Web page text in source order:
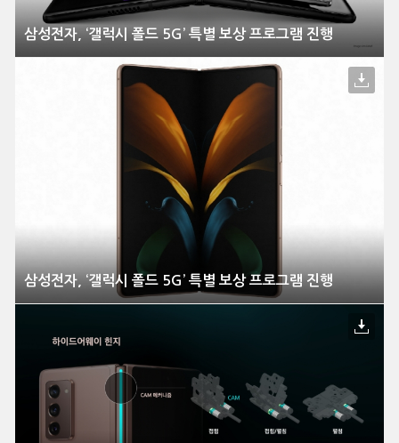
삼성전자, ‘갤럭시 폴드 5G’ 특별 보상 프로그램 진행
삼성전자, ‘갤럭시 폴드 5G’ 특별 보상 프로그램 진행